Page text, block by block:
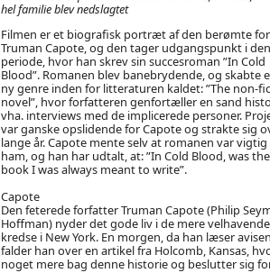
hel familie blev nedslagtet
Filmen er et biografisk portræt af den berømte
Truman Capote, og den tager udgangspunkt i den
periode, hvor han skrev sin succesroman ”In Cold
Blood”. Romanen blev banebrydende, og skabte
ny genre inden for litteraturen kaldet: ”The non-
novel”, hvor forfatteren genfortæller en sand
vha. interviews med de implicerede personer.
var ganske opslidende for Capote og strakte sig
lange år. Capote mente selv at romanen var
ham, og han har udtalt, at: ”In Cold Blood, was the
book I was always meant to write”.
Capote
Den feterede forfatter Truman Capote (Philip
Hoffman) nyder det gode liv i de mere velhavende
kredse i New York. En morgen, da han læser
falder han over en artikel fra Holcomb, Kansas,
noget mere bag denne historie og beslutter sig